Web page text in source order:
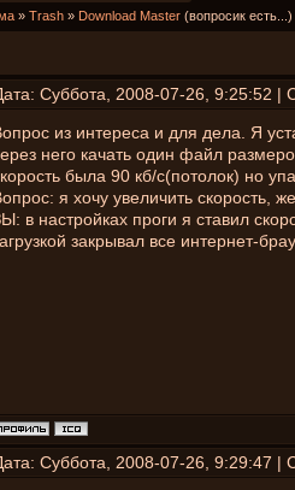
» Trash » Download Master (вопросик есть...)
Суббота, 2008-07-26, 9:25:52 |
из интереса и для дела. Я
него качать один файл
была 90 кб/с(потолок) но
я хочу увеличить скорость,
в настройках проги я ставил
закрывал все интернет-
Суббота, 2008-07-26, 9:29:47 |